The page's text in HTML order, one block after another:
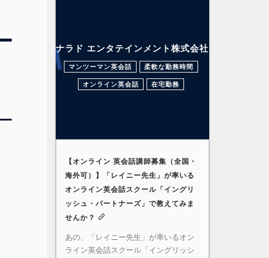
ナラド エンタテインメント株式会社
マンツーマン英会話 柔軟な勤務時間
オンライン英会話 在宅勤務
【オンライン 英会話講師募集（全国・
海外可）】「レイニー先生」が率いる
オンライン英会話スクール「イングリ
ッシュ・パートナーズ」で教えてみま
せんか？
あの、「レイニー先生」が率いるオン
ライン英会話スクール「イングリッシ